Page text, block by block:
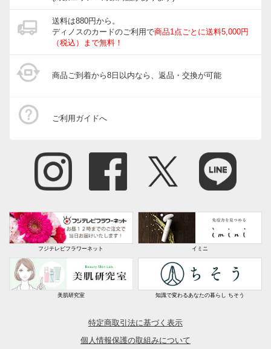
送料は880円から。
ディノスのカードのご利用で商品1点ごとに送料5,000円
（税込）まで無料！
商品ご到着から8日以内なら、返品・交換が可能
ご利用ガイドへ
フジテレビフラワーネット イミニ
美肌研究室 知識で変わるあなたの暮らし ちそう
特定商取引法に基づく表示
個人情報保護の取組みについて